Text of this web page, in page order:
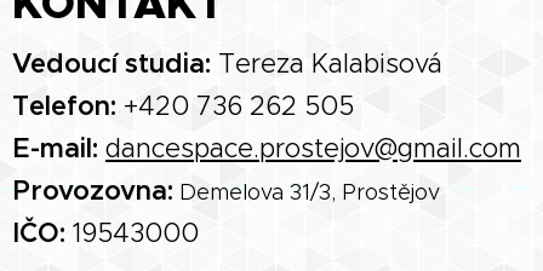
Vedoucí studia: Tereza Kalabisová
Telefon: +420 736 262 505
E-mail: dancespace.prostejov@gmail.com
Provozovna: Demelova 31/3, Prostějov
IČO: 19543000